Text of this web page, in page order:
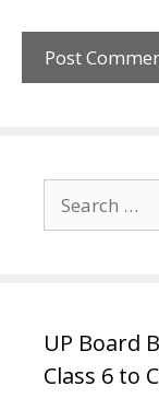
for:
UP Board
Class 6 to